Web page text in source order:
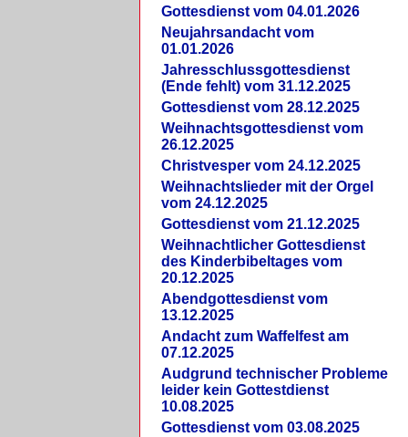
Gottesdienst vom 04.01.2026
Neujahrsandacht vom
01.01.2026
Jahresschlussgottesdienst
(Ende fehlt) vom 31.12.2025
Gottesdienst vom 28.12.2025
Weihnachtsgottesdienst vom
26.12.2025
Christvesper vom 24.12.2025
Weihnachtslieder mit der Orgel
vom 24.12.2025
Gottesdienst vom 21.12.2025
Weihnachtlicher Gottesdienst
des Kinderbibeltages vom
20.12.2025
Abendgottesdienst vom
13.12.2025
Andacht zum Waffelfest am
07.12.2025
Audgrund technischer Probleme
leider kein Gottestdienst
10.08.2025
Gottesdienst vom 03.08.2025